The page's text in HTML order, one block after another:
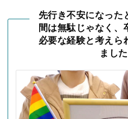
先行き不安になった
間は無駄じゃなく、
必要な経験と考えら
ました